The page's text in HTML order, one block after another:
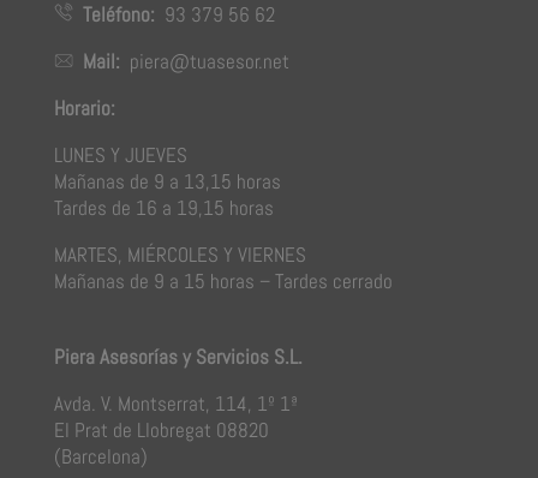
Teléfono: 93 379 56 62
Mail: piera@tuasesor.net
Horario:
LUNES Y JUEVES
Mañanas de 9 a 13,15 horas
Tardes de 16 a 19,15 horas
MARTES, MIÉRCOLES Y VIERNES
Mañanas de 9 a 15 horas – Tardes cerrado
Piera Asesorías y Servicios S.L.
Avda. V. Montserrat, 114, 1º 1ª
El Prat de Llobregat 08820
(Barcelona)